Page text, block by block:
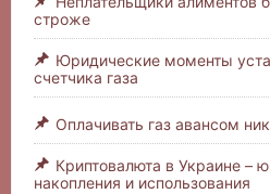
строже
Юридические моменты
счетчика газа
Оплачивать газ авансом
Криптовалюта в Украине –
накопления и использования